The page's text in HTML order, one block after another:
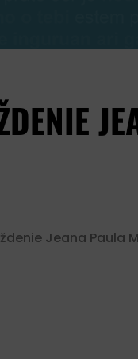
Jeana Paula